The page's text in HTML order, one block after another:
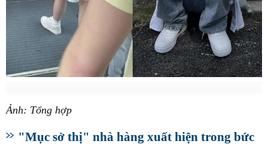
Ảnh: Tổng hợp
"Mục sở thị" nhà hàng xuất hiện trong bức